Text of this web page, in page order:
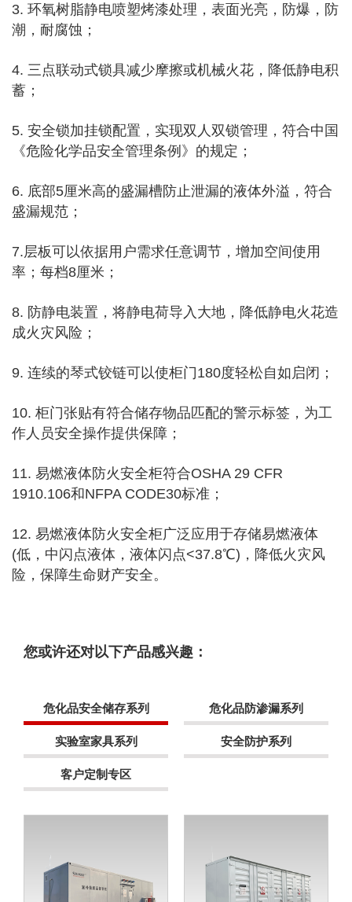
3. 环氧树脂静电喷塑烤漆处理，表面光亮，防爆，防
潮，耐腐蚀；
4. 三点联动式锁具减少摩擦或机械火花，降低静电积
蓄；
5. 安全锁加挂锁配置，实现双人双锁管理，符合中国
《危险化学品安全管理条例》的规定；
6. 底部5厘米高的盛漏槽防止泄漏的液体外溢，符合
盛漏规范；
7.层板可以依据用户需求任意调节，增加空间使用
率；每档8厘米；
8. 防静电装置，将静电荷导入大地，降低静电火花造
成火灾风险；
9. 连续的琴式铰链可以使柜门180度轻松自如启闭；
10. 柜门张贴有符合储存物品匹配的警示标签，为工
作人员安全操作提供保障 ；
11. 易燃液体防火安全柜符合OSHA 29 CFR
1910.106和NFPA CODE30标准 ；
12. 易燃液体防火安全柜广泛应用于存储易燃液体
(低，中闪点液体，液体闪点<37.8℃)，降低火灾风
险，保障生命财产安全。
您或许还对以下产品感兴趣：
危化品安全储存系列 危化品防渗漏系列
实验室家具系列 安全防护系列
客户定制专区